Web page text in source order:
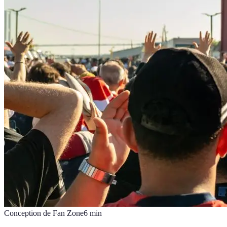
Conception de Fan Zone6 min